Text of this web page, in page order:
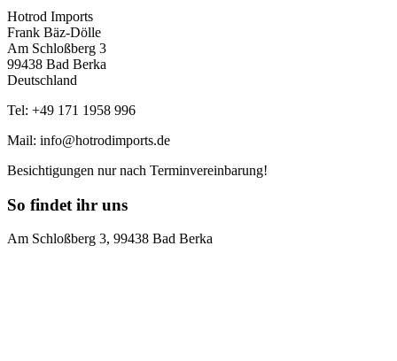
Hotrod Imports
Frank Bäz-Dölle
Am Schloßberg 3
99438 Bad Berka
Deutschland
Tel: +49 171 1958 996
Mail: info@hotrodimports.de
Besichtigungen nur nach Terminvereinbarung!
So findet ihr uns
Am Schloßberg 3, 99438 Bad Berka